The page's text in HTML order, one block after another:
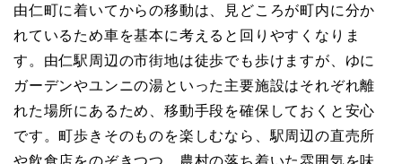
由仁町に着いてからの移動は、見どころが町内に分か
れているため車を基本に考えると回りやすくなりま
す。由仁駅周辺の市街地は徒歩でも歩けますが、ゆに
ガーデンやユンニの湯といった主要施設はそれぞれ離
れた場所にあるため、移動手段を確保しておくと安心
です。町歩きそのものを楽しむなら、駅周辺の直売所